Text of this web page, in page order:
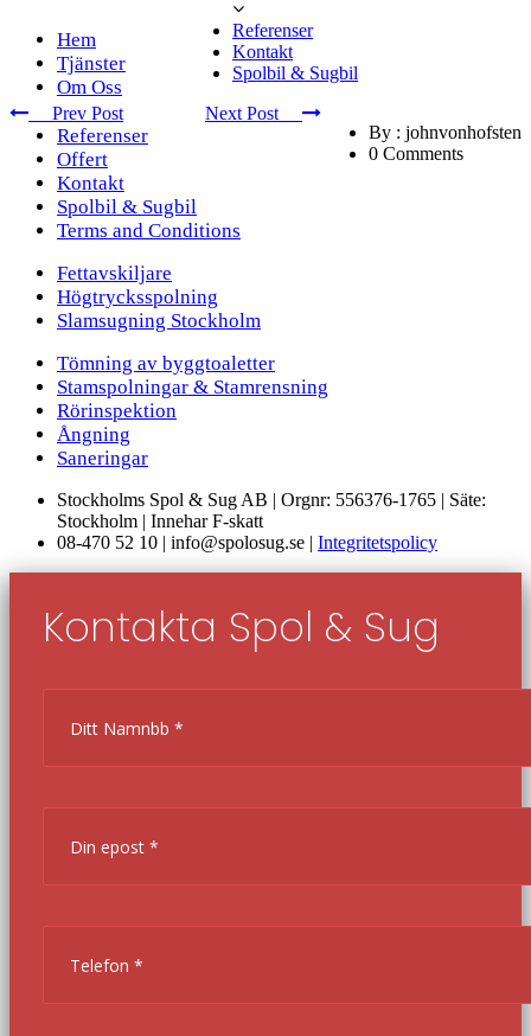
Referenser
Kontakt
Spolbil & Sugbil
By : johnvonhofsten
0 Comments
Prev Post Next Post
Hem
Tjänster
Om Oss
Referenser
Offert
Kontakt
Spolbil & Sugbil
Terms and Conditions
Fettavskiljare
Högtrycksspolning
Slamsugning Stockholm
Tömning av byggtoaletter
Stamspolningar & Stamrensning
Rörinspektion
Ångning
Saneringar
Stockholms Spol & Sug AB | Orgnr: 556376-1765 | Säte:
Stockholm | Innehar F-skatt
08-470 52 10 | info@spolosug.se | Integritetspolicy
Kontakta Spol & Sug